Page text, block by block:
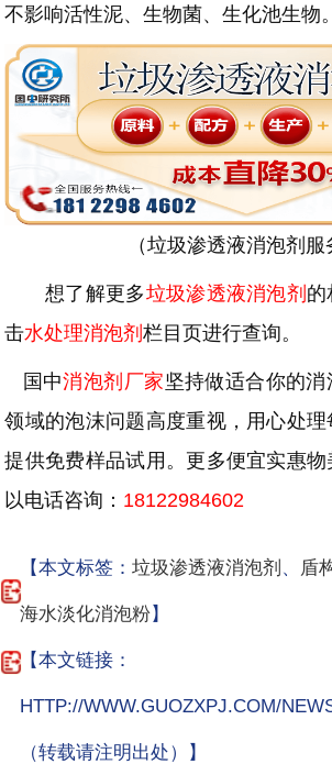
不影响活性泥、生物菌、生化池生物。
（垃圾渗透液消泡剂服
想了解更多垃圾渗透液消泡剂 的
击水处理消泡剂栏目页进行查询。
国中消泡剂厂家坚持做适合你的
领域的泡沫问题高度重视，用心处理
提供免费样品试用。更多便宜实惠
以电话咨询： 18122984602
【本文标签： 垃圾渗透液消泡剂 、 盾
海水淡化消泡粉】
【本文链接：
HTTP://WWW.GUOZXPJ.COM/
（转载请注明出处）】